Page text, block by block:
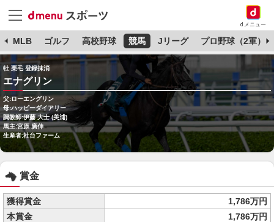
dメニュー
MLB ゴルフ 高校野球 競馬 Jリーグ プロ野球（2軍）
牡 栗毛 登録抹消
エナグリン
父:ローエングリン
母:ハッピーダイアリー
調教師:伊藤 大士 (美浦)
馬主:宮原 廣伸
生産者:社台ファーム
賞金
獲得賞金
1,786万円
本賞金
1,786万円